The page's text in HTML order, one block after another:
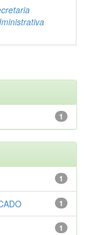
1
1
1
1